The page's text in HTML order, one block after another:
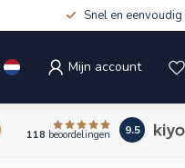
Snel en eenvoudig
Mijn account
118 beoordelingen 9.5